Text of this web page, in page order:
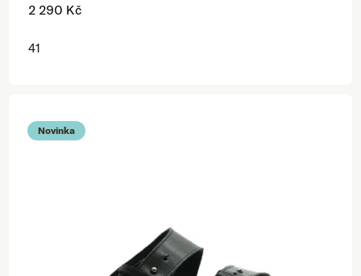
2 290 Kč
41
Novinka